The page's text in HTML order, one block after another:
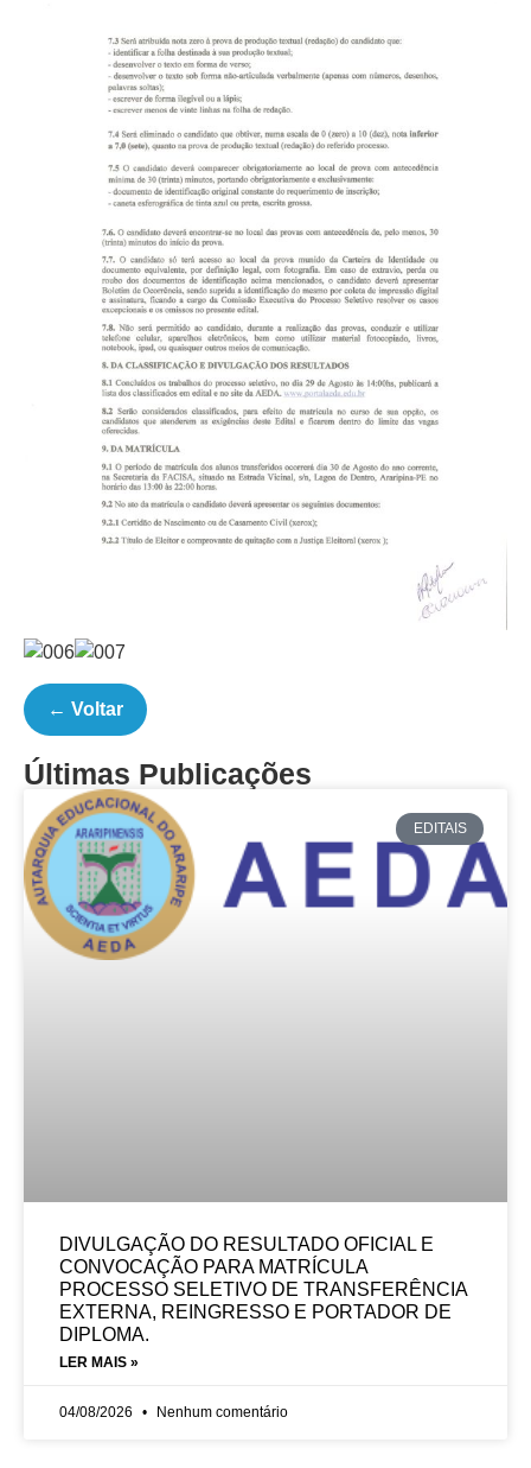
← Voltar
Últimas Publicações
EDITAIS
DIVULGAÇÃO DO RESULTADO OFICIAL E
CONVOCAÇÃO PARA MATRÍCULA
PROCESSO SELETIVO DE TRANSFERÊNCIA
EXTERNA, REINGRESSO E PORTADOR DE
DIPLOMA.
LER MAIS »
04/08/2026 Nenhum comentário